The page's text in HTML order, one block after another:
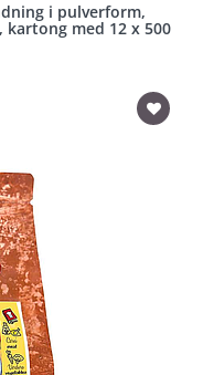
i pulverform,
med 12 x 500